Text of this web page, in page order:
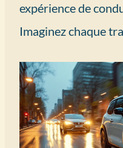
expérience de
Imaginez chaque